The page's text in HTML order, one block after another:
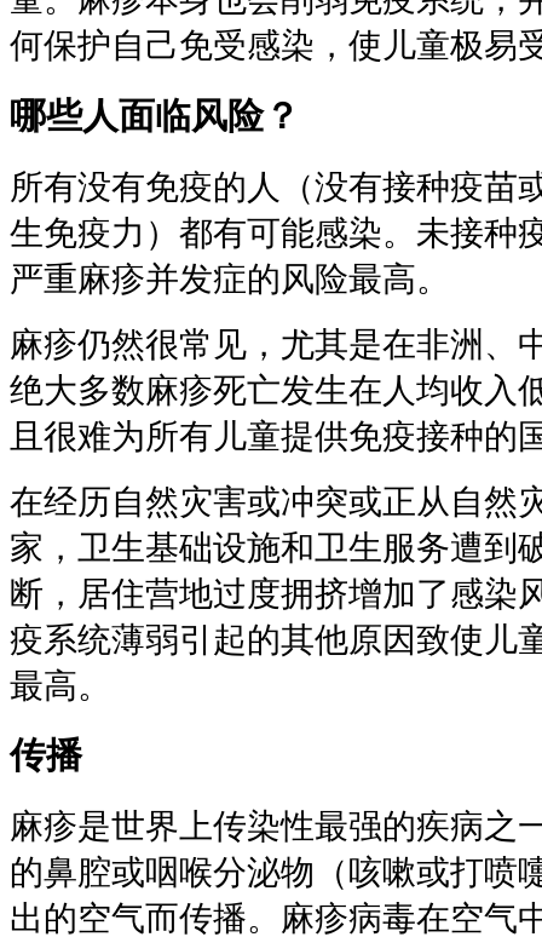
何保护自己免受感染，使儿童极易
哪些人面临风险？
所有没有免疫的人（没有接种疫苗
生免疫力）都有可能感染。未接种
严重麻疹并发症的风险最高。
麻疹仍然很常见，尤其是在非洲、
绝大多数麻疹死亡发生在人均收入
且很难为所有儿童提供免疫接种的
在经历自然灾害或冲突或正从自然
家，卫生基础设施和卫生服务遭到
断，居住营地过度拥挤增加了感染
疫系统薄弱引起的其他原因致使儿
最高。
传播
麻疹是世界上传染性最强的疾病之
的鼻腔或咽喉分泌物（咳嗽或打喷
出的空气而传播。麻疹病毒在空气